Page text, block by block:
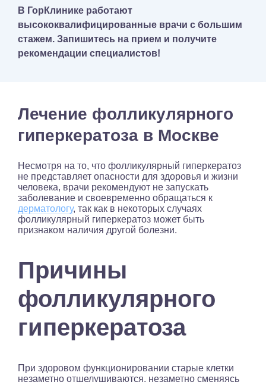
В ГорКлинике работают
высококвалифицированные врачи с большим
стажем. Запишитесь на прием и получите
рекомендации специалистов!
Лечение фолликулярного
гиперкератоза в Москве
Несмотря на то, что фолликулярный гиперкератоз
не представляет опасности для здоровья и жизни
человека, врачи рекомендуют не запускать
заболевание и своевременно обращаться к
дерматологу, так как в некоторых случаях
фолликулярный гиперкератоз может быть
признаком наличия другой болезни.
Причины
фолликулярного
гиперкератоза
При здоровом функционировании старые клетки
незаметно отшелушиваются, незаметно сменяясь